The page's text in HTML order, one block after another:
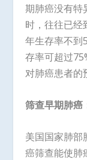
期肺癌没有特
时，往往已经
年生存率不到
存率可超过
对肺癌患者的
筛查早期肺癌
美国国家肺部
癌筛查能使肺